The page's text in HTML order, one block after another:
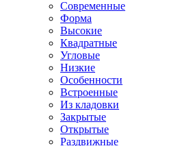
Современные
Форма
Высокие
Квадратные
Угловые
Низкие
Особенности
Встроенные
Из кладовки
Закрытые
Открытые
Раздвижные